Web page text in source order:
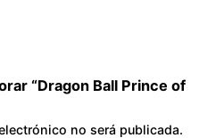
“Dragon Ball Prince of
no será publicada.